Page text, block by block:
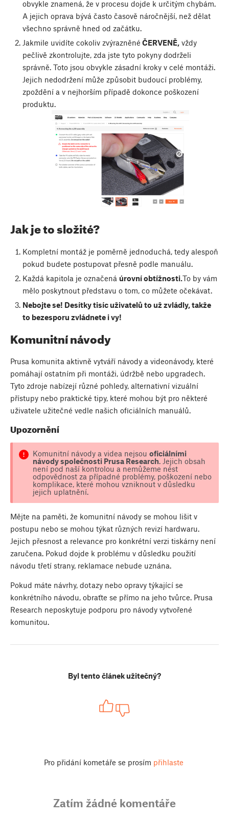
obvykle znamená, že v procesu dojde k určitým chybám.
A jejich oprava bývá často časově náročnější, než dělat
všechno správně hned od začátku.
Jakmile uvidíte cokoliv zvýrazněné ČERVENĚ,vždy
pečlivě zkontrolujte, zda jste tyto pokyny dodrželi
správně. Toto jsou obvykle zásadní kroky v celé montáži.
Jejich nedodržení může způsobit budoucí problémy,
zpoždění a v nejhorším případě dokonce poškození
produktu.
Jak je to složité?
Kompletní montáž je poměrně jednoduchá, tedy alespoň
pokud budete postupovat přesně podle manuálu.
Každá kapitola je označená úrovní obtížnosti.To by vám
mělo poskytnout představu o tom, co můžete očekávat.
Nebojte se! Desítky tisíc uživatelů to už zvládly, takže
to bezesporu zvládnete i vy!
Komunitní návody
Prusa komunita aktivně vytváří návody a videonávody, které
pomáhají ostatním při montáži, údržbě nebo upgradech.
Tyto zdroje nabízejí různé pohledy, alternativní vizuální
přístupy nebo praktické tipy, které mohou být pro některé
uživatele užitečné vedle našich oficiálních manuálů.
Upozornění
Komunitní návody a videa nejsou oficiálními
návody společnosti Prusa Research. Jejich obsah
není pod naší kontrolou a nemůžeme nést
odpovědnost za případné problémy, poškození nebo
komplikace, které mohou vzniknout v důsledku
jejich uplatnění.
Mějte na paměti, že komunitní návody se mohou lišit v
postupu nebo se mohou týkat různých revizí hardwaru.
Jejich přesnost a relevance pro konkrétní verzi tiskárny není
zaručena. Pokud dojde k problému v důsledku použití
návodu třetí strany, reklamace nebude uznána.
Pokud máte návrhy, dotazy nebo opravy týkající se
konkrétního návodu, obraťte se přímo na jeho tvůrce. Prusa
Research neposkytuje podporu pro návody vytvořené
komunitou.
Byl tento článek užitečný?
Pro přidání kometáře se prosím přihlaste
Zatím žádné komentáře